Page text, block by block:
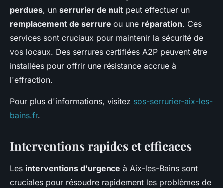
perdues, un serrurier de nuit peut effectuer un
remplacement de serrure ou une réparation. Ces
services sont cruciaux pour maintenir la sécurité de
vos locaux. Des serrures certifiées A2P peuvent être
installées pour offrir une résistance accrue à
l'effraction.
Pour plus d'informations, visitez sos-serrurier-aix-les-
bains.fr.
Interventions rapides et efficaces
Les interventions d'urgence à Aix-les-Bains sont
cruciales pour résoudre rapidement les problèmes de